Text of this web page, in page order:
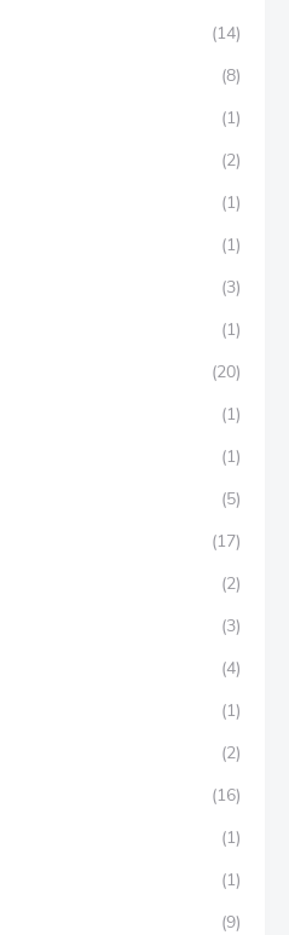
(14)
(8)
(1)
(2)
(1)
(1)
(3)
(1)
(20)
(1)
(1)
(5)
(17)
(2)
(3)
(4)
(1)
(2)
(16)
(1)
(1)
(9)